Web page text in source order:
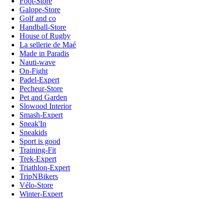
Galope-Store
Golf and co
Handball-Store
House of Rugby
La sellerie de Maé
Made in Paradis
Nauti-wave
On-Fight
Padel-Expert
Pecheur-Store
Pet and Garden
Slowood Interior
Smash-Expert
Sneak'In
Sneakids
Sport is good
Training-Fit
Trek-Expert
Triathlon-Expert
TripNBikers
Vélo-Store
Winter-Expert